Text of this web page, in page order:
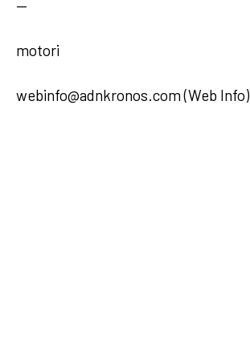
—
motori
webinfo@adnkronos.com (Web Info)